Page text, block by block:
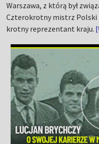
Warszawa, z którą był
Czterokrotny mistrz Polski
krotny reprezentant kraju.